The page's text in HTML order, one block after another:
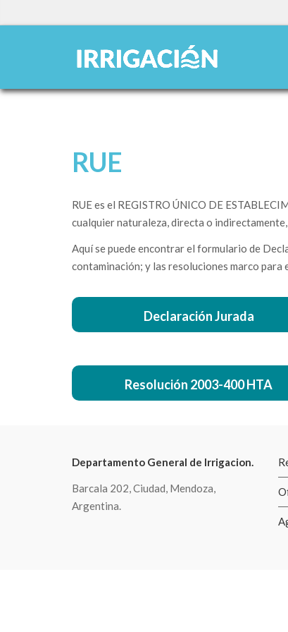
RUE
RUE es el REGISTRO ÚNICO DE
cualquier naturaleza, directa o
Aquí se puede encontrar el formulario de
contaminación; y las resoluciones marco para
Declaración Jurada
Resolución 2003-400 HTA
Departamento General de Irrigacion.
Barcala 202, Ciudad, Mendoza,
Argentina.